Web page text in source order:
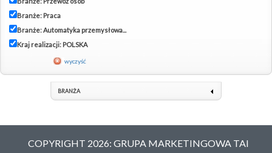
Branże: Praca
Branże: Automatyka przemysłowa...
Kraj realizacji: POLSKA
wyczyść
BRANŻA
COPYRIGHT 2026: GRUPA MARKETINGOWA TAI